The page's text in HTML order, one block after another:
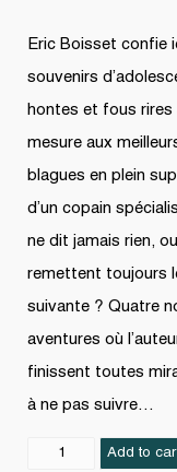
Eric Boisset confie
souvenirs
hontes et fous rires
mesure aux
blagues en plein
d’un copain
ne dit jamais rien,
remettent toujours
suivante ? Quatre
aventures où
finissent toutes
à ne pas suivre…
Add to